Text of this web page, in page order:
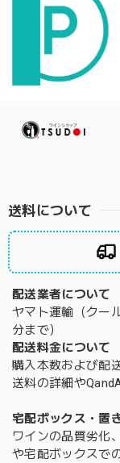
送料について
配送業者について
ヤマト運輸（クー
分まで）
配送料金について
購入本数および配
送料の詳細や
宅配ボックス・置
ワインの品質劣化
や宅配ボックスで